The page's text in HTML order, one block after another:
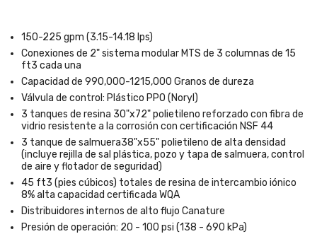
150-225 gpm (3.15-14.18 lps)
Conexiones de 2" sistema modular MTS de 3 columnas de 15
ft3 cada una
Capacidad de 990,000-1215,000 Granos de dureza
Válvula de control: Plástico PPO (Noryl)
3 tanques de resina 30"x72" polietileno reforzado con fibra de
vidrio resistente a la corrosión con certificación NSF 44
3 tanque de salmuera38"x55" polietileno de alta densidad
(incluye rejilla de sal plástica, pozo y tapa de salmuera, control
de aire y flotador de seguridad)
45 ft3 (pies cúbicos) totales de resina de intercambio iónico
8% alta capacidad certificada WQA
Distribuidores internos de alto flujo Canature
Presión de operación: 20 - 100 psi (138 - 690 kPa)